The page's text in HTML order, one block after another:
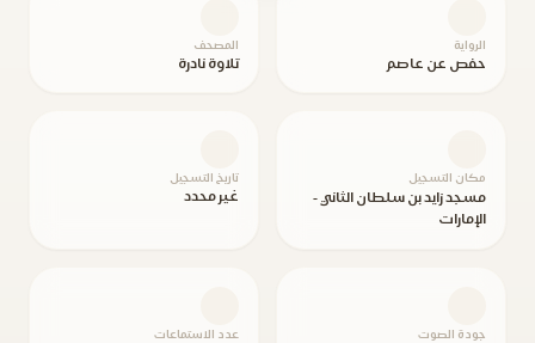
الرواية
حفص عن عاصم
المصحف
تلاوة نادرة
مكان التسجيل
مسجد زايد بن سلطان الثاني -
الإمارات
تاريخ التسجيل
غير محدد
جودة الصوت عدد الاستماعات